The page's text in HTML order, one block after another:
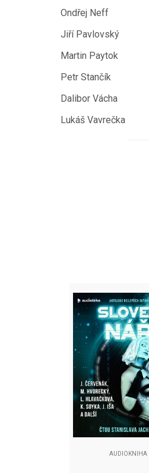
Ondřej Neff
Jiří Pavlovský
Martin Paytok
Petr Stančík
Dalibor Vácha
Lukáš Vavrečka
AUDIOKNIHA